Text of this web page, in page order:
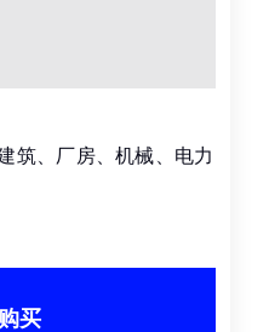
筑、厂房、机械、电力
买